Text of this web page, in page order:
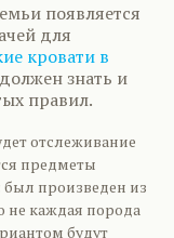
появляется
для
кровати в
знать и
правил.
отслеживание
предметы
был произведен из
не каждая порода
будут